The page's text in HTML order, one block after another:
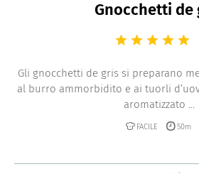
Gnocchetti de
Gli gnocchetti de gris si preparano
al burro ammorbidito e ai tuorli
aromatizzato ...
FACILE 50m